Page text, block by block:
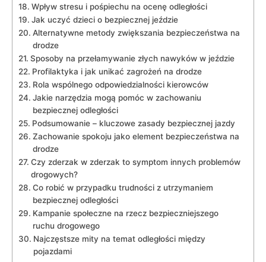
Wpływ stresu i‌ pośpiechu na ocenę odległości
Jak ​uczyć dzieci ‌o bezpiecznej⁤ jeździe
Alternatywne metody zwiększania bezpieczeństwa na⁤
drodze
Sposoby na przełamywanie ⁤złych ‍nawyków ⁤w jeździe
Profilaktyka i jak​ unikać⁢ zagrożeń na ‌drodze
Rola wspólnego odpowiedzialności⁤ kierowców
Jakie narzędzia ⁤mogą⁢ pomóc⁣ w zachowaniu
bezpiecznej‌ odległości
Podsumowanie – kluczowe​ zasady bezpiecznej ⁤jazdy
Zachowanie spokoju jako element ‌bezpieczeństwa‍ na ​
drodze
Czy zderzak w zderzak to‍ symptom​ innych problemów
drogowych?
Co robić w przypadku trudności z ⁣utrzymaniem​
bezpiecznej odległości
Kampanie społeczne na rzecz ​bezpieczniejszego
ruchu drogowego
Najczęstsze mity na temat⁤ odległości między‍
pojazdami